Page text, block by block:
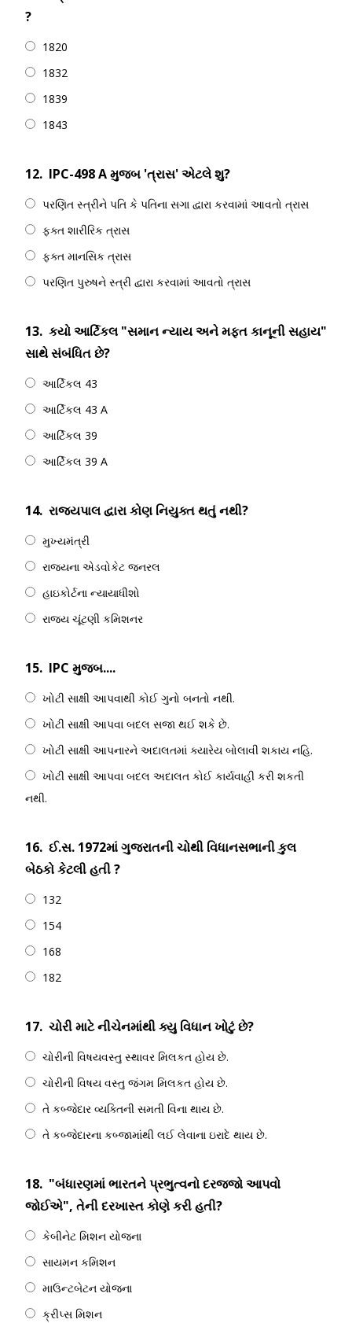
?
1820
1832
1839
1843
12. IPC-498 A મુજબ 'ત્રાસ' એટલે શુ?
પરણિત સ્ત્રીને પતિ કે પતિના સગા દ્વારા કરવામાં આવતો ત્રાસ
ફક્ત શારીરિક ત્રાસ
ફક્ત માનસિક ત્રાસ
પરણિત પુરુષને સ્ત્રી દ્વારા કરવામાં આવતો ત્રાસ
13. કયો આર્ટિકલ "સમાન ન્યાય અને મફત કાનૂની સહાય"
સાથે સંબંધિત છે?
આર્ટિકલ 43
આર્ટિકલ 43 A
આર્ટિકલ 39
આર્ટિકલ 39 A
14. રાજ્યપાલ દ્વારા કોણ નિયુક્ત થતું નથી?
મુખ્યમંત્રી
રાજ્યના એડવોકેટ જનરલ
હાઇકોર્ટના ન્યાયાધીશો
રાજ્ય ચૂંટણી કમિશનર
15. IPC મુજબ....
ખોટી સાક્ષી આપવાથી કોઈ ગુનો બનતો નથી.
ખોટી સાક્ષી આપવા બદલ સજા થઈ શકે છે.
ખોટી સાક્ષી આપનારને અદાલતમાં ક્યારેય બોલાવી શકાય નહિ.
ખોટી સાક્ષી આપવા બદલ અદાલત કોઈ કાર્યવાહી કરી શકતી
નથી.
16. ઈ.સ. 1972માં ગુજરાતની ચોથી વિધાનસભાની કુલ
બેઠકો કેટલી હતી ?
132
154
168
182
17. ચોરી માટે નીચેનમાંથી ક્યુ વિધાન ખોટું છે?
ચોરીની વિષયવસ્તુ સ્થાવર મિલકત હોય છે.
ચોરીની વિષય વસ્તુ જંગમ મિલકત હોય છે.
તે કબ્જેદાર વ્યક્તિની સમતી વિના થાય છે.
તે કબ્જેદારના કબ્જામાંથી લઈ લેવાના ઇરાદે થાય છે.
18. "બંધારણમાં ભારતને પ્રભુત્વનો દરજ્જો આપવો
જોઈએ", તેની દરખાસ્ત કોણે કરી હતી?
કેબીનેટ મિશન યોજના
સાયમન કમિશન
માઉન્ટબેટન યોજના
ક્રીપ્સ મિશન